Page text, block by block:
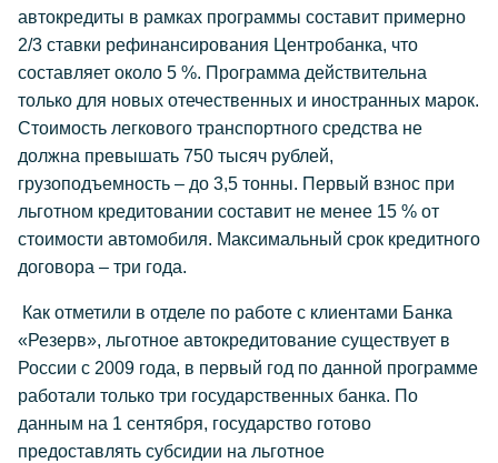
автокредиты в рамках программы составит примерно
2/3 ставки рефинансирования Центробанка, что
составляет около 5 %. Программа действительна
только для новых отечественных и иностранных марок.
Стоимость легкового транспортного средства не
должна превышать 750 тысяч рублей,
грузоподъемность – до 3,5 тонны. Первый взнос при
льготном кредитовании составит не менее 15 % от
стоимости автомобиля. Максимальный срок кредитного
договора – три года.
Как отметили в отделе по работе с клиентами Банка
«Резерв», льготное автокредитование существует в
России с 2009 года, в первый год по данной программе
работали только три государственных банка. По
данным на 1 сентября, государство готово
предоставлять субсидии на льготное